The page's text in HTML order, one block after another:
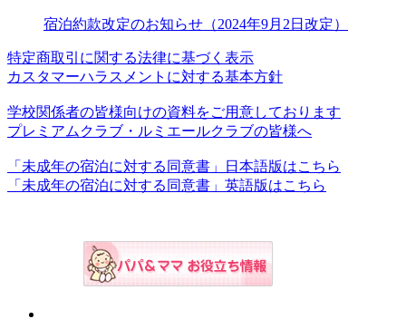
宿泊約款改定のお知らせ（2024年9月2日改定）
特定商取引に関する法律に基づく表示
カスタマーハラスメントに対する基本方針
学校関係者の皆様向けの資料をご用意しております
プレミアムクラブ・ルミエールクラブの皆様へ
「未成年の宿泊に対する同意書」日本語版はこちら
「未成年の宿泊に対する同意書」英語版はこちら